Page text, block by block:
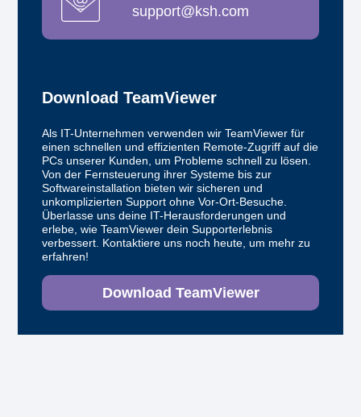
support@ksh.com
Download TeamViewer
Als IT-Unternehmen verwenden wir TeamViewer für
einen schnellen und effizienten Remote-Zugriff auf die
PCs unserer Kunden, um Probleme schnell zu lösen.
Von der Fernsteuerung ihrer Systeme bis zur
Softwareinstallation bieten wir sicheren und
unkomplizierten Support ohne Vor-Ort-Besuche.
Überlasse uns deine IT-Herausforderungen und
erlebe, wie TeamViewer dein Supporterlebnis
verbessert. Kontaktiere uns noch heute, um mehr zu
erfahren!
Download TeamViewer